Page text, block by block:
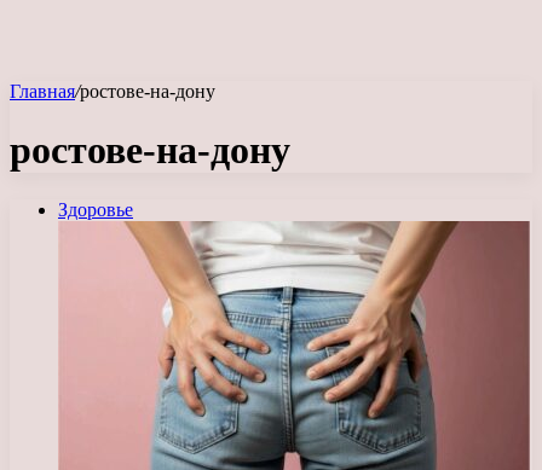
Главная/ростове-на-дону
ростове-на-дону
Здоровье